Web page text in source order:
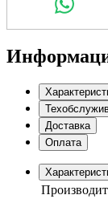
Доставка
Оплата